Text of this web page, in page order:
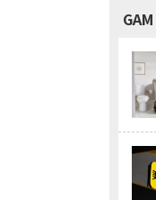
GAM